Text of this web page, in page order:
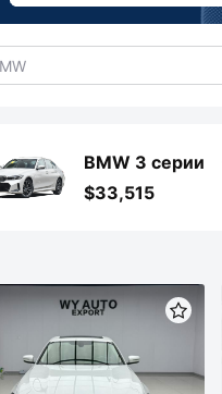
BMW 3 серии
$33,515